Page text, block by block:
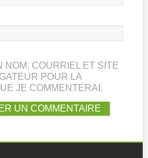
NOM, COURRIEL ET SITE
POUR LA
JE COMMENTERAI.